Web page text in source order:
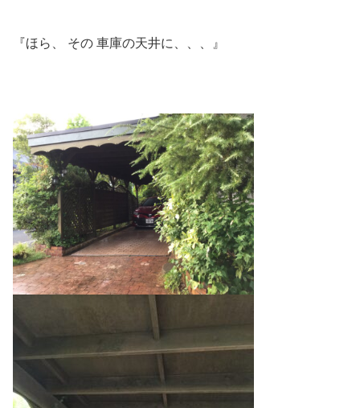
『ほら、 その 車庫の天井に、、、』